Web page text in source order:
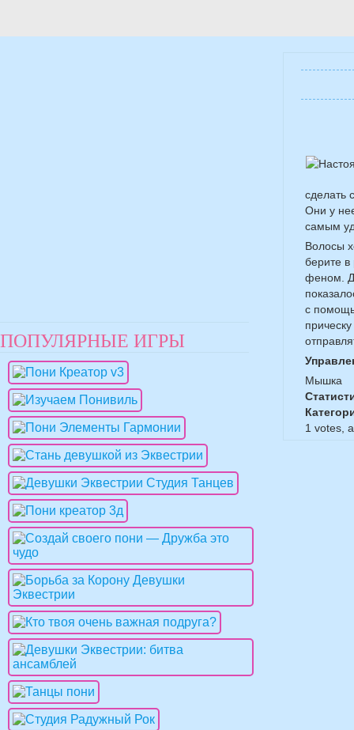
сделать
Они у
самым
Волосы
берите
феном.
с
Мышка
1 votes,
ПОПУЛЯРНЫЕ ИГРЫ